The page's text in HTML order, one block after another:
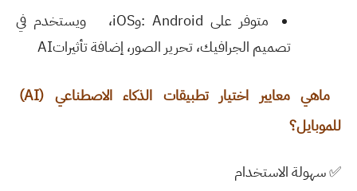
متوفر على : AndroidوiOS،
ويستخدم في
تصميم الجرافيك، تحرير الصور، إضافة تأثيراتAI
ماهيمعايير اختيار تطبيقات الذكاء الاصطناعي ((AI
للموبايل؟
✅سهولة الاستخدام